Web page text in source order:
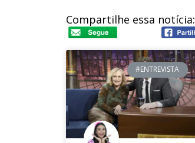
Compartilhe essa notícia:
#ENTREVISTA